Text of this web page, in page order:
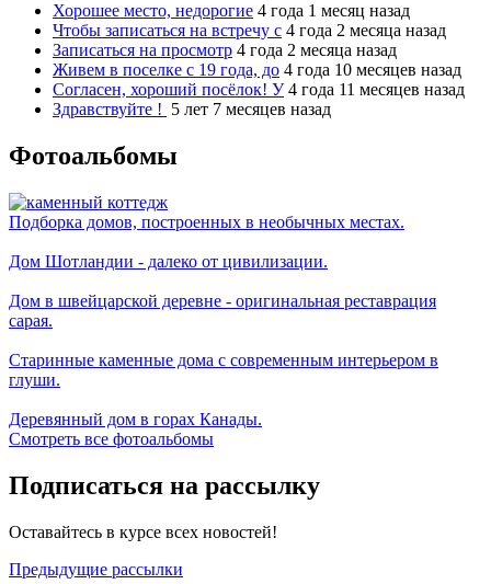
Хорошее место, недорогие 4 года 1 месяц назад
Чтобы записаться на встречу с 4 года 2 месяца назад
Записаться на просмотр 4 года 2 месяца назад
Живем в поселке с 19 года, до 4 года 10 месяцев назад
Согласен, хороший посёлок! У 4 года 11 месяцев назад
Здравствуйте ! 5 лет 7 месяцев назад
Фотоальбомы
Подборка домов, построенных в необычных местах.
Дом Шотландии - далеко от цивилизации.
Дом в швейцарской деревне - оригинальная реставрация
сарая.
Старинные каменные дома с современным интерьером в
глуши.
Деревянный дом в горах Канады.
Смотреть все фотоальбомы
Подписаться на рассылку
Оставайтесь в курсе всех новостей!
Предыдущие рассылки